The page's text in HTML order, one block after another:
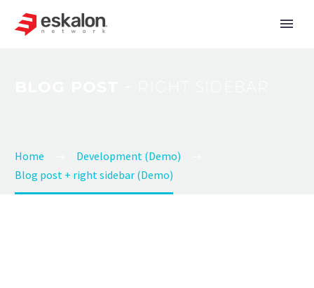
Home
Development (Demo)
Blog post + right sidebar (Demo)